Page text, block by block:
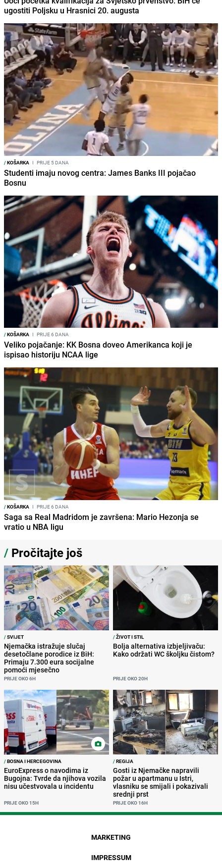
ugostiti Poljsku u Hrasnici 20. augusta
/KOŠARKA I PRIJE 5 DANA
Studenti imaju novog centra: James Banks III pojačao
Bosnu
/KOŠARKA I PRIJE 6 DANA
Veliko pojačanje: KK Bosna doveo Amerikanca koji je
ispisao historiju NCAA lige
/KOŠARKA I PRIJE 6 DANA
Saga sa Real Madridom je završena: Mario Hezonja se
vratio u NBA ligu
/ Pročitajte još
/SVIJET
Njemačka istražuje slučaj
desetočlane porodice iz BiH:
Primaju 7.300 eura socijalne
pomoći mjesečno
PRIJE OKO 6H
/ŽIVOT I STIL
Bolja alternativa izbjeljivaču:
Kako održati WC školjku čistom?
PRIJE OKO 20H
/BOSNA I HERCEGOVINA
EuroExpress o navodima iz
Bugojna: Tvrde da njihova vozila
nisu učestvovala u incidentu
PRIJE OKO 15H
/REGIJA
Gosti iz Njemačke napravili
požar u apartmanu u Istri,
vlasniku se smijali i pokazivali
srednji prst
PRIJE OKO 16H
MARKETING
IMPRESSUM